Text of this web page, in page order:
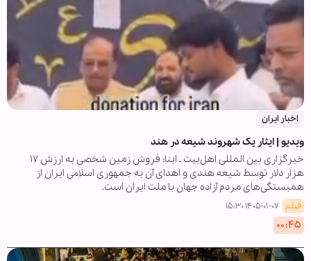
اخبار ایران
ویدیو | ایثار یک شهروند شیعه در هند
خبرگزاری بین المللی اهل‌بیت ـ ابنا: فروش زمین شخصی به ارزش ۱۷
هزار دلار توسط شیعه هندی و اهدای آن به جمهوری اسلامی ایران از
همبستگی‌های مردم آزاده جهان با ملت ایران است.
فیلم ۱۴۰۵-۰۱-۰۷ ۱۵:۳۰
۰۰:۴۵